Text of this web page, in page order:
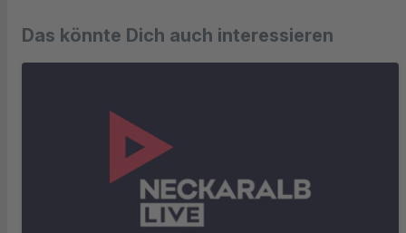
Das könnte Dich auch interessieren